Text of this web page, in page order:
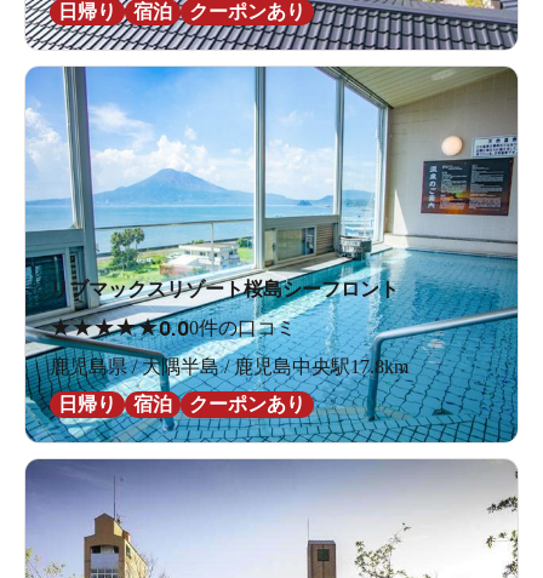
日帰り
宿泊 クーポンあり
リブマックスリゾート桜島シーフロント
★★★★★0.00件の口コミ
鹿児島県 / 大隅半島 / 鹿児島中央駅17.8km
日帰り
宿泊 クーポンあり